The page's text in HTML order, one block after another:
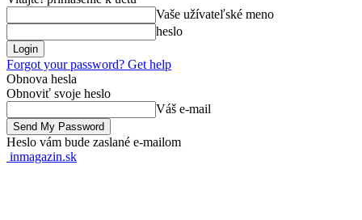
Vaše užívateľské meno
heslo
Forgot your password? Get help
Obnova hesla
Obnoviť svoje heslo
Váš e-mail
Heslo vám bude zaslané e-mailom
inmagazin.sk